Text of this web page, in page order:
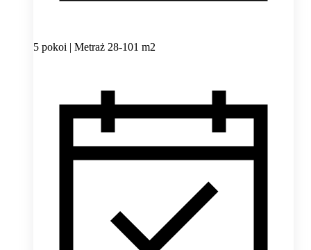
5 pokoi | Metraż 28-101 m2